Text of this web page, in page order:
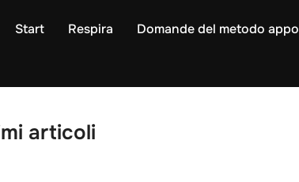
Start Respira Domande del metodo appo
articoli